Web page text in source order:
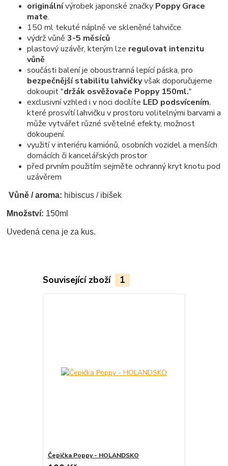
originálnívýrobek japonské značky Poppy Grace
mate.
150 ml tekuté náplně ve skleněné lahvičce
výdrž vůně 3-5 měsíců
plastový uzávěr, kterým lze regulovat intenzitu
vůně
součásti balení je oboustranná lepící páska, pro
bezpečnější stabilitu lahvičkyvšak doporučujeme
dokoupit "držák osvěžovače Poppy 150ml."
exclusivní vzhled i v noci docílíte LED podsvícením,
které prosvítí lahvičku v prostoru volitelnými barvami a
může vytvářet různé světelné efekty, možnost
dokoupení.
využití v interiéru kamiónů, osobních vozidel a menších
domácích či kancelářských prostor
před prvním použitím sejměte ochranný kryt knotu pod
uzávěrem
Vůně / aroma: hibiscus / ibišek
Množství: 150ml
Uvedená cena je za kus.
Související zboží 1
Čepička Poppy - HOLANDSKO